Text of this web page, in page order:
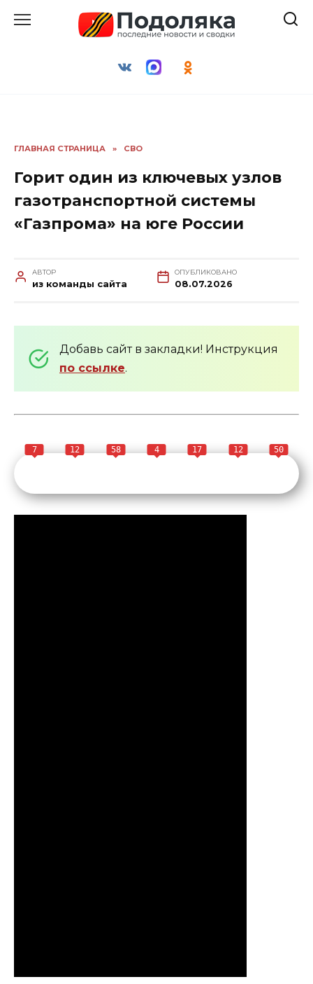
ГЛАВНАЯ СТРАНИЦА » СВО
Горит один из ключевых узлов
газотранспортной системы
«Газпрома» на юге России
АВТОР
из команды сайта
ОПУБЛИКОВАНО
08.07.2026
Добавь сайт в закладки! Инструкция
по ссылке.
7 12 58 4 17 12 50